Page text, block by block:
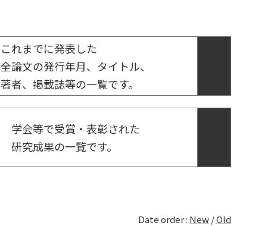
これまでに発表した
全論文の発行年月、タイトル、
著者、掲載誌等の一覧です。
学会等で受賞・表彰された
研究成果の一覧です。
Date order : New/Old